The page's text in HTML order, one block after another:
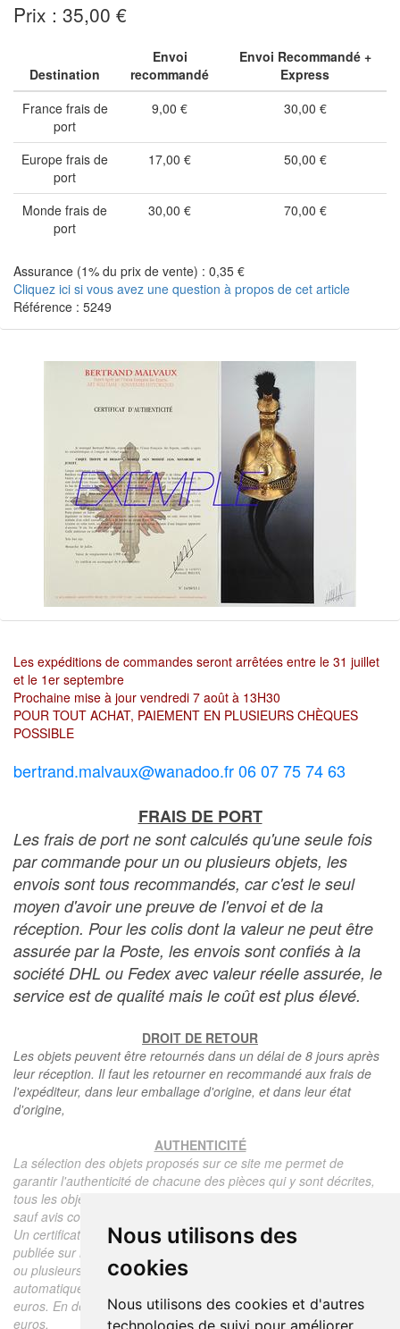
Nous utilisons des
cookies
Nous utilisons des cookies et d'autres
technologies de suivi pour améliorer
Prix : 35,00 €
Destination
Envoi
recommandé
Envoi Recommandé +
Express
France frais de
port
9,00 € 30,00 €
Europe frais de
port
17,00 € 50,00 €
Monde frais de
port
30,00 € 70,00 €
Assurance (1% du prix de vente) : 0,35 €
Cliquez ici si vous avez une question à propos de cet article
Référence : 5249
Les expéditions de commandes seront arrêtées entre le 31 juillet
et le 1er septembre
Prochaine mise à jour vendredi 7 août à 13H30
POUR TOUT ACHAT, PAIEMENT EN PLUSIEURS CHÈQUES
POSSIBLE
bertrand.malvaux@wanadoo.fr 06 07 75 74 63
FRAIS DE PORT
Les frais de port ne sont calculés qu'une seule fois
par commande pour un ou plusieurs objets, les
envois sont tous recommandés, car c'est le seul
moyen d'avoir une preuve de l'envoi et de la
réception. Pour les colis dont la valeur ne peut être
assurée par la Poste, les envois sont confiés à la
société DHL ou Fedex avec valeur réelle assurée, le
service est de qualité mais le coût est plus élevé.
DROIT DE RETOUR
Les objets peuvent être retournés dans un délai de 8 jours après
leur réception. Il faut les retourner en recommandé aux frais de
l'expéditeur, dans leur emballage d'origine, et dans leur état
d'origine,
AUTHENTICITÉ
La sélection des objets proposés sur ce site me permet de
garantir l'authenticité de chacune des pièces qui y sont décrites,
tous les objets proposés sont garantis d'époque et authentiques,
sauf avis contraire ou restriction dans la description.
Un certificat d'authenticité de l'objet reprenant la description
publiée sur le site, l'époque, le prix de vente, accompagné d'une
ou plusieurs photographies en couleurs est communiqué
automatiquement pour tout objet dont le prix est supérieur à 130
euros. En dessous de ce prix chaque certificat est facturé 5
euros.